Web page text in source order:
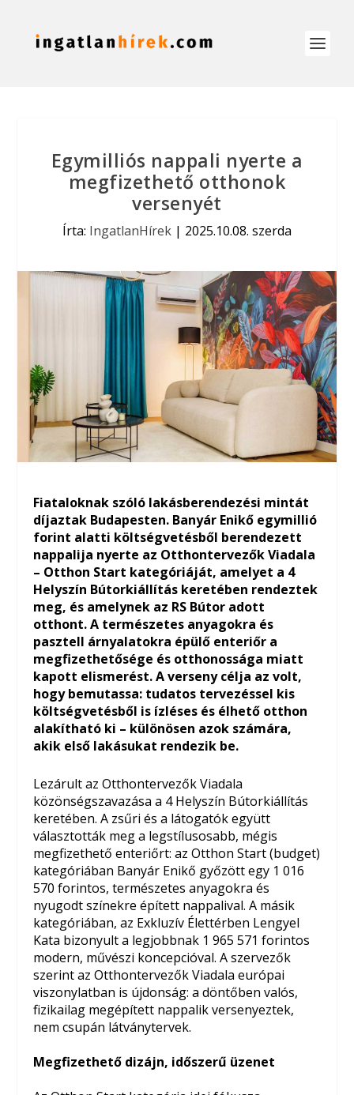
Egymilliós nappali nyerte a
megfizethető otthonok
versenyét
Írta: IngatlanHírek | 2025.10.08. szerda
Fiataloknak szóló lakásberendezési mintát
díjaztak Budapesten. Banyár Enikő egymillió
forint alatti költségvetésből berendezett
nappalija nyerte az Otthontervezők Viadala
– Otthon Start kategóriáját, amelyet a 4
Helyszín Bútorkiállítás keretében rendeztek
meg, és amelynek az RS Bútor adott
otthont. A természetes anyagokra és
pasztell árnyalatokra épülő enteriőr a
megfizethetősége és otthonossága miatt
kapott elismerést. A verseny célja az volt,
hogy bemutassa: tudatos tervezéssel kis
költségvetésből is ízléses és élhető otthon
alakítható ki – különösen azok számára,
akik első lakásukat rendezik be.
Lezárult az Otthontervezők Viadala
közönségszavazása a 4 Helyszín Bútorkiállítás
keretében. A zsűri és a látogatók együtt
választották meg a legstílusosabb, mégis
megfizethető enteriőrt: az Otthon Start (budget)
kategóriában Banyár Enikő győzött egy 1 016
570 forintos, természetes anyagokra és
nyugodt színekre épített nappalival. A másik
kategóriában, az Exkluzív Élettérben Lengyel
Kata bizonyult a legjobbnak 1 965 571 forintos
modern, művészi koncepcióval. A szervezők
szerint az Otthontervezők Viadala európai
viszonylatban is újdonság: a döntőben valós,
fizikailag megépített nappalik versenyeztek,
nem csupán látványtervek.
Megfizethető dizájn, időszerű üzenet